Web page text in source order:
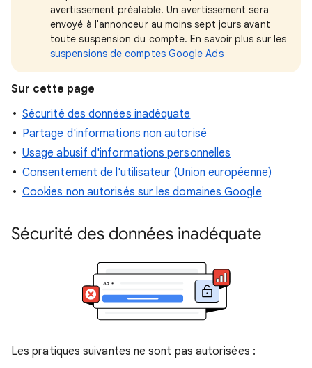
avertissement préalable. Un avertissement sera
envoyé à l'annonceur au moins sept jours avant
toute suspension du compte. En savoir plus sur les
suspensions de comptes Google Ads
Sur cette page
Sécurité des données inadéquate
Partage d'informations non autorisé
Usage abusif d'informations personnelles
Consentement de l'utilisateur (Union européenne)
Cookies non autorisés sur les domaines Google
Sécurité des données inadéquate
Les pratiques suivantes ne sont pas autorisées :